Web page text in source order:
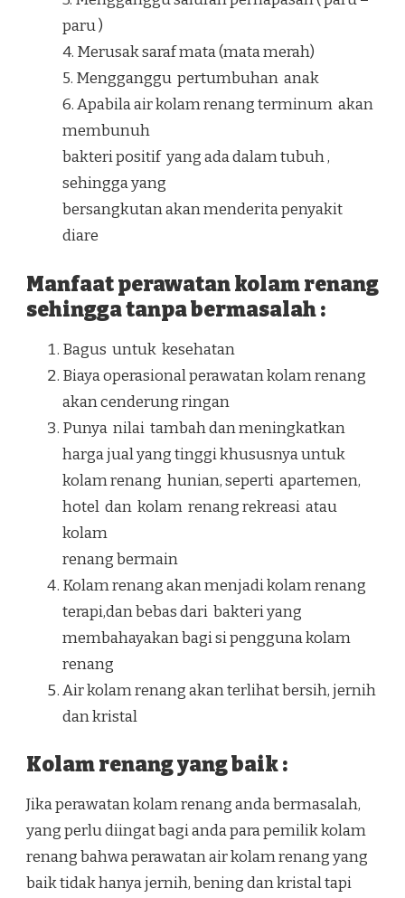
paru )
4. Merusak saraf mata (mata merah)
5. Mengganggu pertumbuhan anak
6. Apabila air kolam renang terminum akan
membunuh
bakteri positif yang ada dalam tubuh ,
sehingga yang
bersangkutan akan menderita penyakit
diare
Manfaat perawatan kolam renang
sehingga tanpa bermasalah :
Bagus untuk kesehatan
Biaya operasional perawatan kolam renang
akan cenderung ringan
Punya nilai tambah dan meningkatkan
harga jual yang tinggi khususnya untuk
kolam renang hunian, seperti apartemen,
hotel dan kolam renang rekreasi atau
kolam
renang bermain
Kolam renang akan menjadi kolam renang
terapi,dan bebas dari bakteri yang
membahayakan bagi si pengguna kolam
renang
Air kolam renang akan terlihat bersih, jernih
dan kristal
Kolam renang yang baik :
Jika perawatan kolam renang anda bermasalah,
yang perlu diingat bagi anda para pemilik kolam
renang bahwa perawatan air kolam renang yang
baik tidak hanya jernih, bening dan kristal tapi